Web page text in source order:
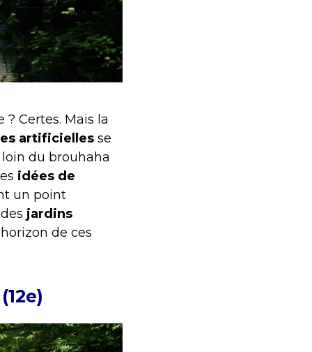
Certes. Mais la
artificielles se
du brouhaha
idées de
un point
jardins
de ces